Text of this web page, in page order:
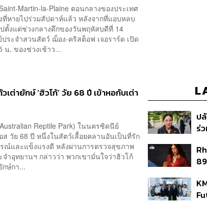
Martin-la-Plaine ตอนกลางของประเทศ
ที่หายไปร่วมสัปดาห์แล้ว หลังจากที่แอบหลบ
งแต่ช่วงกลางดึกของวันพฤหัสบดีที่ 14
ะจำสวนสัตว์ ฌ็อง-คริสต็อฟ เจอราร์ด เปิด
น. ของช่วงเช้าว...
ต่ายักษ์ ‘ฮิวโก้’ วัย 68 ปี เข้าหอกับเต่า
Reptile Park) ในนครซิดนีย์
ส วัย 68 ปี หนึ่งในสัตว์เลื้อยคลานอันเป็นที่รัก
ณ์และแข็งแรงดี หลังผ่านการตรวจสุขภาพ
อุทยานฯ กล่าวว่า พวกเขามั่นใจว่าฮิวโก้
กษ์กา...
ป
ร่
เ
ส.
ล่